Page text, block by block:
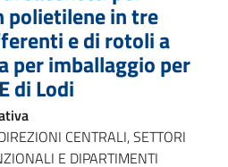
polietilene in tre
e di rotoli a
per imballaggio per
di Lodi
CENTRALI, SETTORI
E DIPARTIMENTI